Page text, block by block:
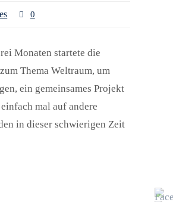
0
Monaten startete die
Thema Weltraum, um
ein gemeinsames Projekt
mal auf andere
in dieser schwierigen Zeit